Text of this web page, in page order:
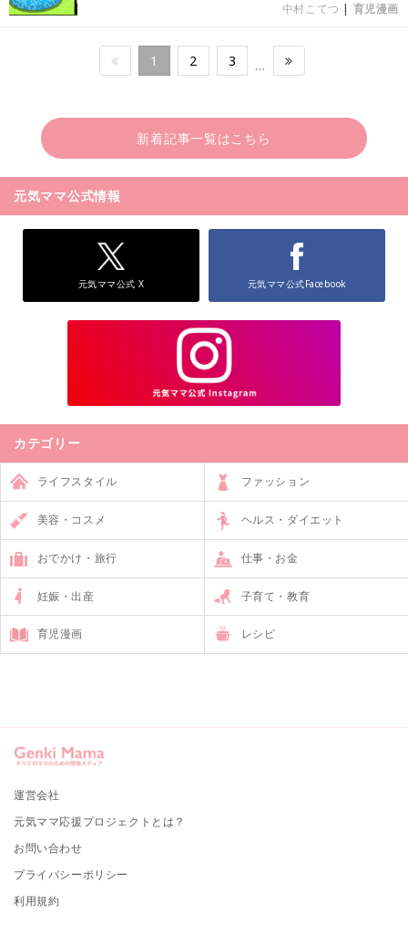
中村こてつ | 育児漫画
1 2 3 …
新着記事一覧はこちら
元気ママ公式情報
元気ママ公式 X 元気ママ公式Facebook
カテゴリー
ライフスタイル ファッション
美容・コスメ ヘルス・ダイエット
おでかけ・旅行 仕事・お金
妊娠・出産 子育て・教育
育児漫画 レシピ
運営会社
元気ママ応援プロジェクトとは？
お問い合わせ
プライバシーポリシー
利用規約